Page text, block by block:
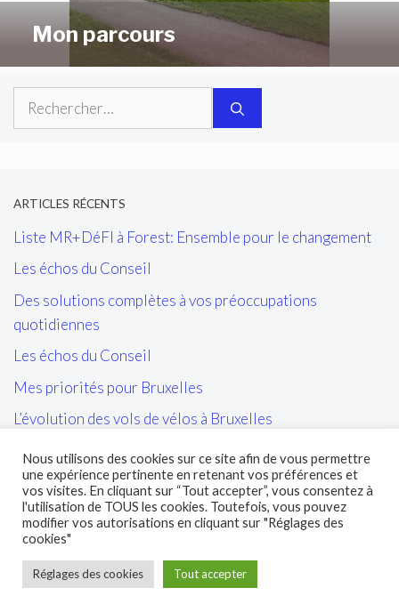
Mon parcours
Rechercher :
ARTICLES RÉCENTS
Liste MR+DéFI à Forest: Ensemble pour le changement
Les échos du Conseil
Des solutions complètes à vos préoccupations
quotidiennes
Les échos du Conseil
Mes priorités pour Bruxelles
L’évolution des vols de vélos à Bruxelles
Les tags/affiches/autocollants perturbant l’ordre public
et la cohésion sociale
L’entretien des sites propres de la STIB et de leurs abords
© 2026 Marc Loewenstein - Tous droits réservés.
Nous utilisons des cookies sur ce site afin de vous permettre
une expérience pertinente en retenant vos préférences et
vos visites. En cliquant sur “Tout accepter”, vous consentez à
l'utilisation de TOUS les cookies. Toutefois, vous pouvez
modifier vos autorisations en cliquant sur "Réglages des
cookies"
Réglages des cookies Tout accepter